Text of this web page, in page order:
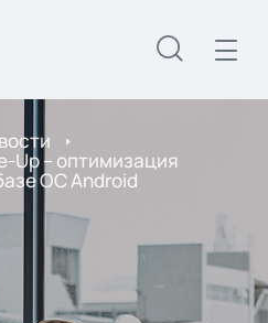
Up – оптимизация
ОС Android